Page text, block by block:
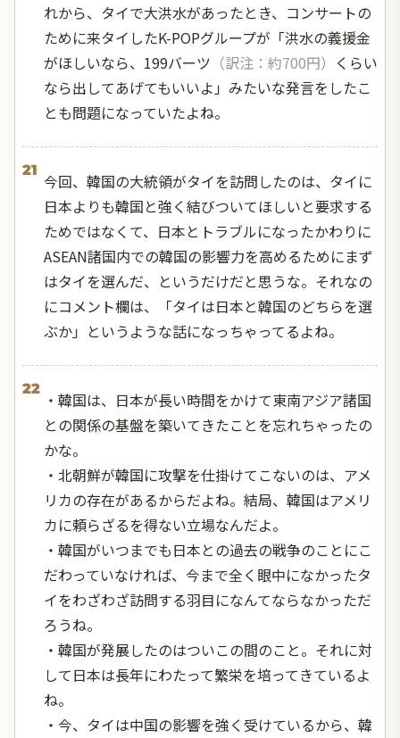
れから、タイで大洪水があったとき、コンサートの
ために来タイしたK-POPグループが「洪水の義援金
がほしいなら、199バーツ （訳注：約700円） くらい
なら出してあげてもいいよ」みたいな発言をしたこ
とも問題になっていたよね。
21
今回、韓国の大統領がタイを訪問したのは、タイに
日本よりも韓国と強く結びついてほしいと要求する
ためではなくて、日本とトラブルになったかわりに
ASEAN諸国内での韓国の影響力を高めるためにまず
はタイを選んだ、というだけだと思うな。それなの
にコメント欄は、「タイは日本と韓国のどちらを選
ぶか」というような話になっちゃってるよね。
22
・韓国は、日本が長い時間をかけて東南アジア諸国
との関係の基盤を築いてきたことを忘れちゃったの
かな。
・北朝鮮が韓国に攻撃を仕掛けてこないのは、アメ
リカの存在があるからだよね。結局、韓国はアメリ
カに頼らざるを得ない立場なんだよ。
・韓国がいつまでも日本との過去の戦争のことにこ
だわっていなければ、今まで全く眼中になかったタ
イをわざわざ訪問する羽目になんてならなかっただ
ろうね。
・韓国が発展したのはついこの間のこと。それに対
して日本は長年にわたって繁栄を培ってきているよ
ね。
・今、タイは中国の影響を強く受けているから、韓